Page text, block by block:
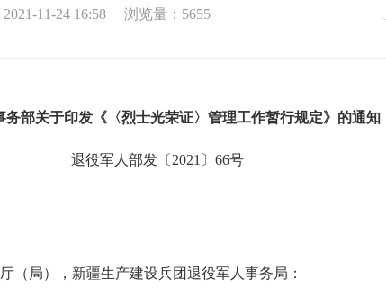
11-24 16:58 浏览量： 5655
务部关于印发《〈烈士光荣证〉管理工作暂行规定》的通知
退役军人部发〔2021〕66号
（局），新疆生产建设兵团退役军人事务局：